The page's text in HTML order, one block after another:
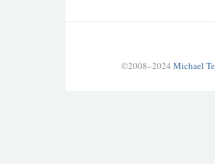
©2008–2024 Michael